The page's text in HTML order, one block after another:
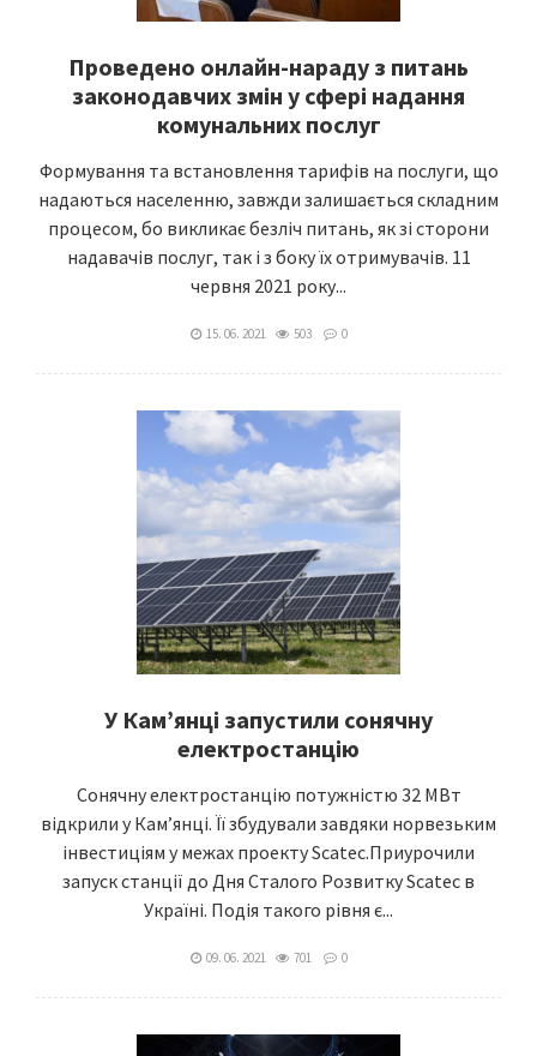
Проведено онлайн-нараду з питань
законодавчих змін у сфері надання
комунальних послуг
Формування та встановлення тарифів на послуги, що
надаються населенню, завжди залишається складним
процесом, бо викликає безліч питань, як зі сторони
надавачів послуг, так і з боку їх отримувачів. 11
червня 2021 року...
15. 06. 2021 503 0
У Кам’янці запустили сонячну
електростанцію
Сонячну електростанцію потужністю 32 МВт
відкрили у Кам’янці. Її збудували завдяки норвезьким
інвестиціям у межах проекту Scatec.Приурочили
запуск станції до Дня Сталого Розвитку Scatec в
Україні. Подія такого рівня є...
09. 06. 2021 701 0